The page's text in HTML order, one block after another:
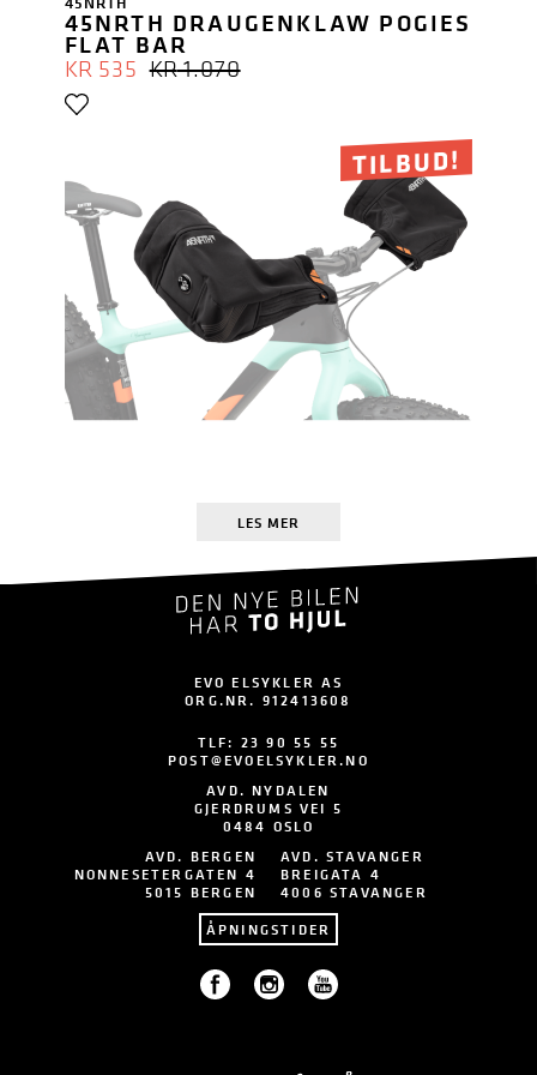
TILBUD!
45NRTH DRAUGENKLAW POGIES
FLAT BAR
KR1.070OPPRINNELIG
KR535
NÅVÆRENDE
LES MER
EVO ELSYKLER AS
ORG.NR. 912413608
TLF: 23 90 55 55
POST@EVOELSYKLER.NO
AVD. NYDALEN
GJERDRUMS VEI 5
0484 OSLO
AVD. BERGEN
NONNESETERGATEN 4
5015 BERGEN
AVD. STAVANGER
BREIGATA 4
4006 STAVANGER
ÅPNINGSTIDER